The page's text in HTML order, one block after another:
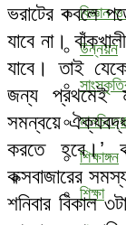
বিজ্ঞান
উন্নয়ন
শিক্ষাঙ্গন
শিক্ষা
ভরাটের কবলে
যাবে না।
যাবে। তাই
জন্য প্রথমেই
সমন্বয়ে ঐক্যবদ্ধ
করতে হবে।’
কক্সবাজারের
শনিবার বিকাল